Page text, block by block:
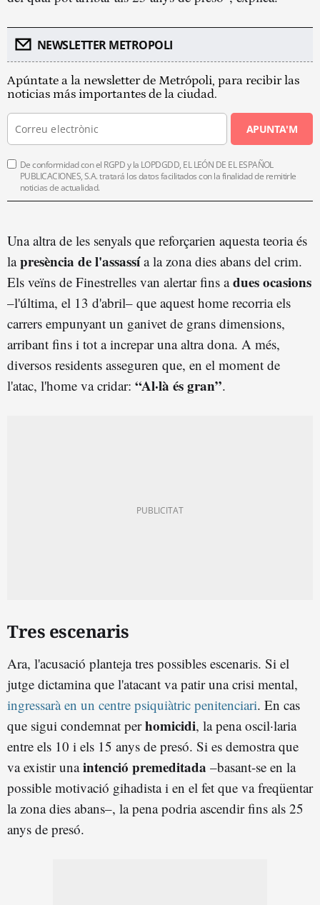
NEWSLETTER METROPOLI
Apúntate a la newsletter de Metrópoli, para recibir las
noticias más importantes de la ciudad.
APUNTA'M
De conformidad con el RGPD y la LOPDGDD, EL LEÓN DE EL ESPAÑOL
PUBLICACIONES, S.A. tratará los datos facilitados con la finalidad de remitirle
noticias de actualidad.
Una altra de les senyals que reforçarien aquesta teoria és
lapresència de l'assassía la zona dies abans del crim.
Els veïns de Finestrelles van alertar fins adues ocasions
–l'última, el 13 d'abril– que aquest home recorria els
carrers empunyant un ganivet de grans dimensions,
arribant fins i tot a increpar una altra dona. A més,
diversos residents asseguren que, en el moment de
l'atac, l'home va cridar: “Al·là és gran”.
Tres escenaris
Ara, l'acusació planteja tres possibles escenaris. Si el
jutge dictamina que l'atacant va patir una crisi mental,
ingressarà en un centre psiquiàtric penitenciari. En cas
que sigui condemnat perhomicidi, la pena oscil·laria
entre els 10 i els 15 anys de presó. Si es demostra que
va existir unaintenció premeditada –basant-se en la
possible motivació gihadista i en el fet que va freqüentar
la zona dies abans–, la pena podria ascendir fins als 25
anys de presó.